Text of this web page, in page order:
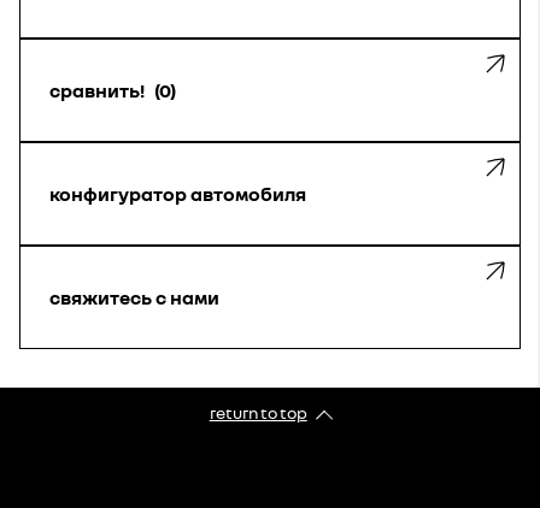
сравнить! 0
конфигуратор автомобиля
свяжитесь с нами
return to top